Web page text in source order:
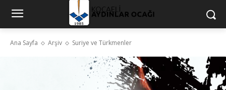
Ana Sayfa Arşiv Suriye ve Türkmenler